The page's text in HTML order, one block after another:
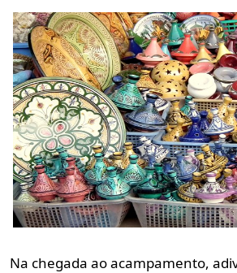
Na chegada ao acampamento,